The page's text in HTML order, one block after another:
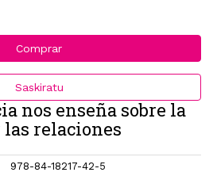
Comprar
Saskiratu
nos enseña sobre la
relaciones
978-84-18217-42-5